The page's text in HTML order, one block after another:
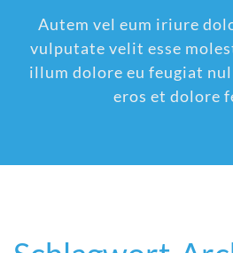
Autem vel eum iriure
vulputate velit esse
illum dolore eu feugiat
eros et dolore